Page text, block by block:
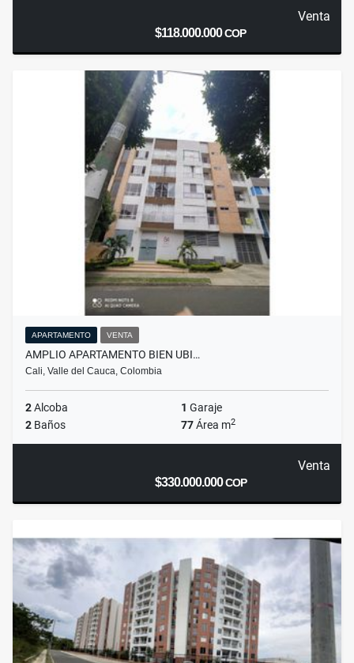
Venta
$118.000.000COP
APARTAMENTO VENTA
AMPLIO APARTAMENTO BIEN UBI…
Cali, Valle del Cauca, Colombia
2Alcoba 1 Garaje
2 Baños 77Área m2
Venta
$330.000.000COP